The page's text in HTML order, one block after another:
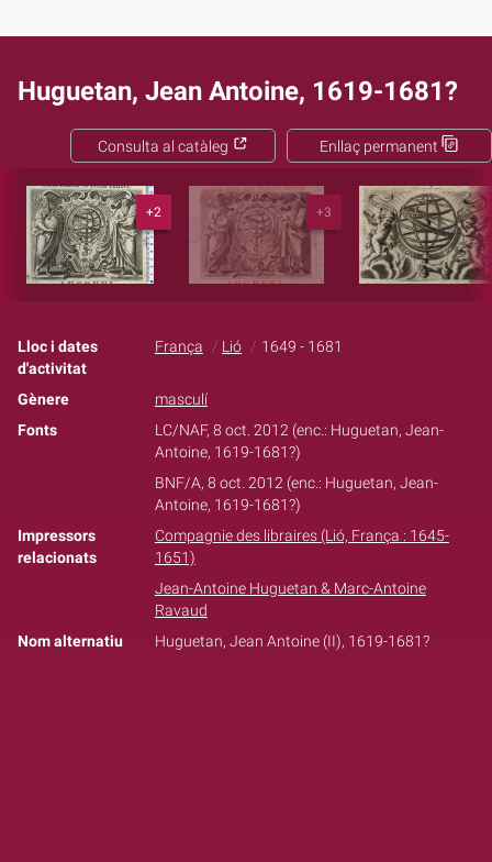
Huguetan, Jean Antoine, 1619-1681?
Enllaç permanent
Consulta al catàleg
+2 +3
Lloc i dates
d'activitat
França Lió 1649 - 1681
Gènere
masculí
Fonts
LC/NAF, 8 oct. 2012 (enc.: Huguetan, Jean-
Antoine, 1619-1681?)
BNF/A, 8 oct. 2012 (enc.: Huguetan, Jean-
Antoine, 1619-1681?)
Impressors
relacionats
Compagnie des libraires (Lió, França : 1645-
1651)
Jean-Antoine Huguetan & Marc-Antoine
Ravaud
Nom alternatiu
Huguetan, Jean Antoine (II), 1619-1681?